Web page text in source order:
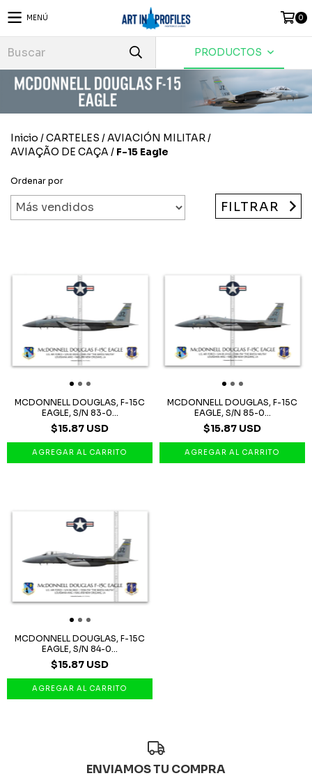
MENÚ 0
PRODUCTOS
Inicio /CARTELES /AVIACIÓN MILITAR /
AVIAÇÃO DE CAÇA / F-15 Eagle
Ordenar por
FILTRAR
MCDONNELL DOUGLAS, F-15C
EAGLE, S/N 83-0...
$15.87 USD
MCDONNELL DOUGLAS, F-15C
EAGLE, S/N 85-0...
$15.87 USD
MCDONNELL DOUGLAS, F-15C
EAGLE, S/N 84-0...
$15.87 USD
ENVIAMOS TU COMPRA